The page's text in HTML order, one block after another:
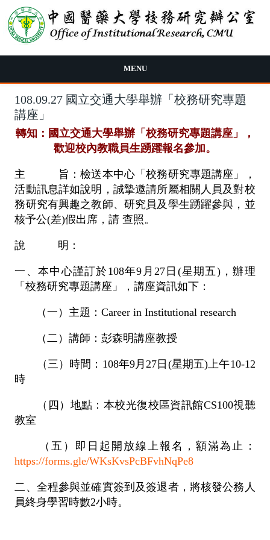
移至主內容
MENU
108.09.27 國立交通大學舉辦「校務研究專題
講座」
轉知：國立交通大學舉辦「校務研究專題講座」，
歡迎校內教職員生踴躍報名參加。
主 旨：檢送本中心「校務研究專題講座」，
活動訊息詳如說明，誠摯邀請所屬相關人員及對校
務研究有興趣之教師、研究員及學生踴躍參與，並
核予公(差)假出席，請 查照。
說 明：
一、本中心謹訂於108年9月27日(星期五)，辦理
「校務研究專題講座」，講座資訊如下：
（一）主題：Career in Institutional research
（二）講師：彭森明講座教授
（三）時間：108年9月27日(星期五)上午10-12
時
（四）地點：本校光復校區資訊館CS100視聽
教室
（五）即日起開放線上報名，額滿為止：
https://forms.gle/WKsKvsPcBFvhNqPe8
二、全程參與並確實簽到及簽退者，將核發公務人
員終身學習時數2小時。